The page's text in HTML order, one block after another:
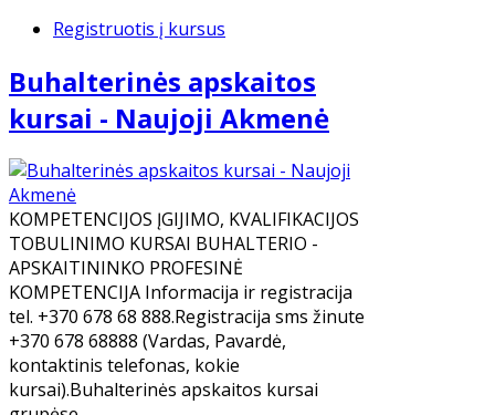
Registruotis į kursus
Buhalterinės apskaitos
kursai - Naujoji Akmenė
KOMPETENCIJOS ĮGIJIMO, KVALIFIKACIJOS
TOBULINIMO KURSAI BUHALTERIO -
APSKAITININKO PROFESINĖ
KOMPETENCIJA Informacija ir registracija
tel. +370 678 68 888.Registracija sms žinute
+370 678 68888 (Vardas, Pavardė,
kontaktinis telefonas, kokie
kursai).Buhalterinės apskaitos kursai